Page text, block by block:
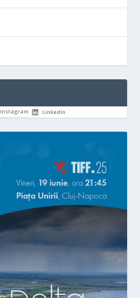
Instagram LinkedIn